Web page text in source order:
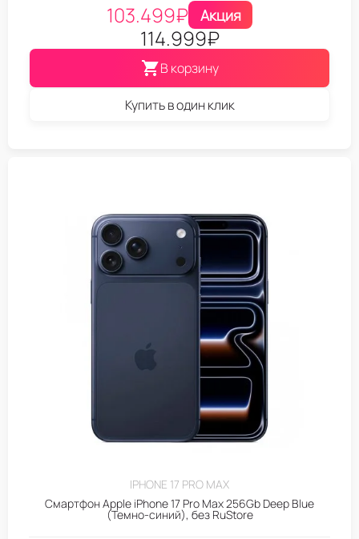
103.499₽ Акция
114.999₽
В корзину
Купить в один клик
IPHONE 17 PRO MAX
Смартфон Apple iPhone 17 Pro Max 256Gb Deep Blue
(Темно-синий), без RuStore